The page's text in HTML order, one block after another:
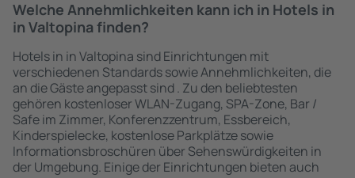
Welche Annehmlichkeiten kann ich in Hotels in
in Valtopina finden?
Hotels in in Valtopina sind Einrichtungen mit
verschiedenen Standards sowie Annehmlichkeiten, die
an die Gäste angepasst sind . Zu den beliebtesten
gehören kostenloser WLAN-Zugang, SPA-Zone, Bar /
Safe im Zimmer, Konferenzzentrum, Essbereich,
Kinderspielecke, kostenlose Parkplätze sowie
Informationsbroschüren über Sehenswürdigkeiten in
der Umgebung. Einige der Einrichtungen bieten auch